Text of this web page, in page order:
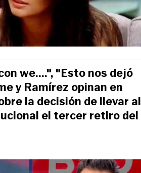
we....", "Esto nos dejó
y Ramírez opinan en
la decisión de llevar al
el tercer retiro del